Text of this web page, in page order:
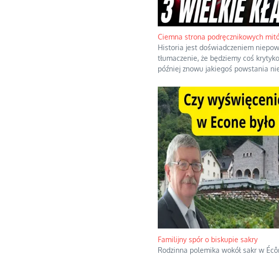
Ciemna strona podręcznikowych
Historia jest doświadczeniem
tłumaczenie, że będziemy coś
później znowu jakiegoś powstania
Familijny spór o biskupie sakry
Rodzinna polemika wokół sakr w